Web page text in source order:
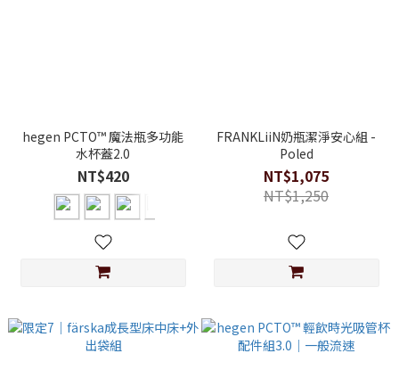
hegen PCTO™ 魔法瓶多功能
水杯蓋2.0
NT$420
FRANKLiiN奶瓶潔淨安心組 -
Poled
NT$1,075
NT$1,250